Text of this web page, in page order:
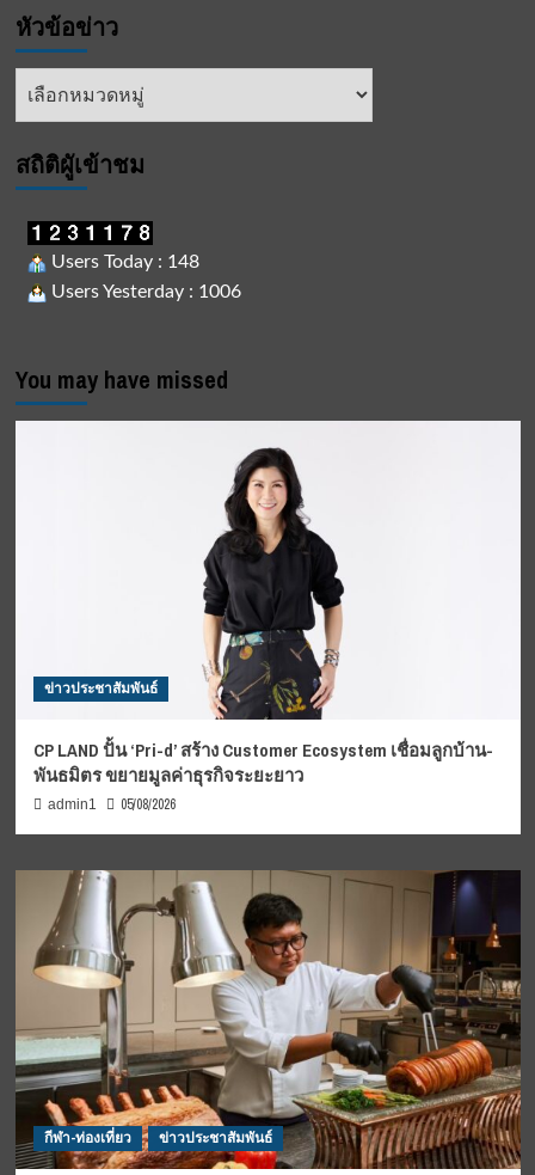
หัวข้อข่าว
หัวข้อ
สถิติผูัเข้าชม
Users Today : 148
Users Yesterday : 1006
You may have missed
ข่าวประชาสัมพันธ์
CP LAND ปั้น ‘Pri-d’ สร้าง Customer Ecosystem เชื่อมลูกบ้าน-
พันธมิตร ขยายมูลค่าธุรกิจระยะยาว
admin1 05/08/2026
กีฬา-ท่องเที่ยว ข่าวประชาสัมพันธ์